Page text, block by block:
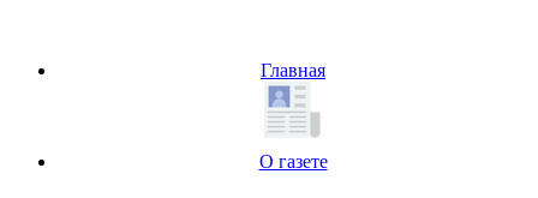
Главная
О газете